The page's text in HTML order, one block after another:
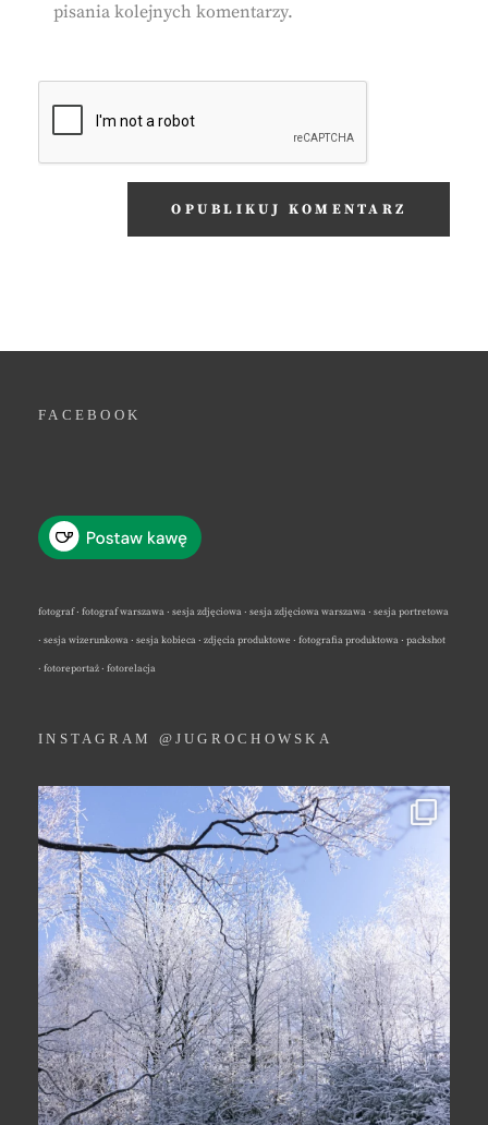
pisania kolejnych komentarzy.
FACEBOOK
fotograf · fotograf warszawa · sesja zdjęciowa · sesja zdjęciowa warszawa · sesja portretowa
· sesja wizerunkowa · sesja kobieca · zdjęcia produktowe · fotografia produktowa · packshot
· fotoreportaż · fotorelacja
INSTAGRAM @JUGROCHOWSKA